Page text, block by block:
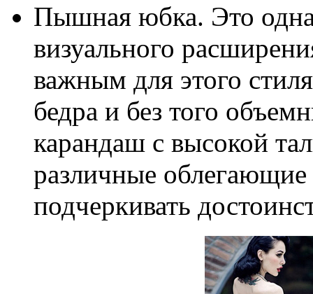
Пышная юбка. Это
визуального
важным для этого
бедра и без того
карандаш с высокой
различные облегающие
подчеркивать